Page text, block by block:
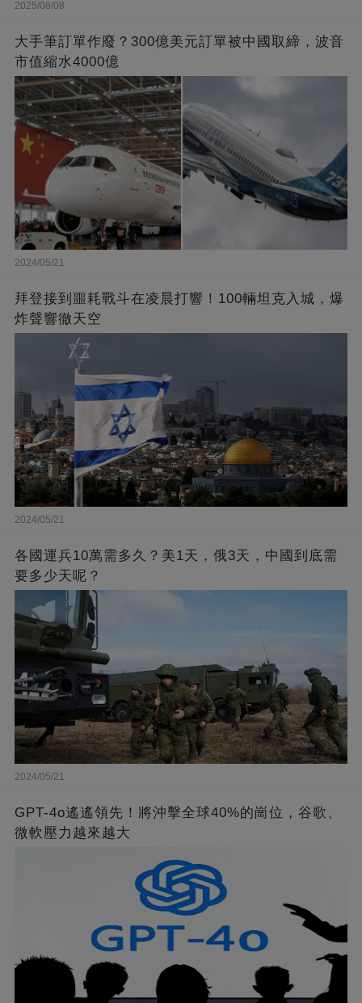
2025/08/08
大手筆訂單作廢？300億美元訂單被中國取締，波音
市值縮水4000億
2024/05/21
拜登接到噩耗戰斗在凌晨打響！100輛坦克入城，爆
炸聲響徹天空
2024/05/21
各國運兵10萬需多久？美1天，俄3天，中國到底需
要多少天呢？
2024/05/21
GPT-4o遙遙領先！將沖擊全球40%的崗位，谷歌、
微軟壓力越來越大